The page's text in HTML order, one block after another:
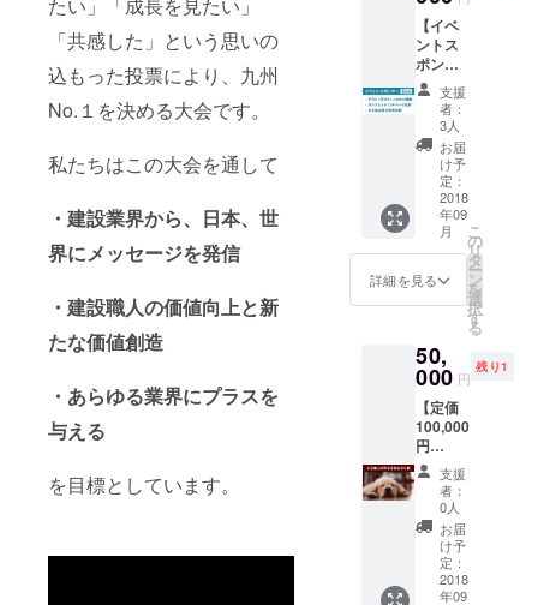
「共感した」という思いの
込もった投票により、九州
No.１を決める大会です。
私たちはこの大会を通して
・建設業界から、日本、世
界にメッセージを発信
・建設職人の価値向上と新
たな価値創造
・あらゆる業界にプラスを
与える
を目標としています。
ように
ご注意
くださ
い。 ≪
無垢材
の製品
の特性
とお取
り扱い
上の注
意≫ 無
垢の木
は製品
になっ
ても生
きてい
気を
吸った
り吐い
たりし
て伸縮
しま
す。 そ
のた
め、ご
使用に
なる環
境や気
候に
ドアな
ど、人
が通り
抜ける
ような
場所は
避けて
くださ
い。 ・
付属品
の中に
小さな
金具が
入って
おりま
すの
さなお
子様が
飲み込
まない
ように
ご注意
くださ
い。 ≪
無垢材
の製品
の特性
とお取
り扱い
上の注
円の作
業料を
特別に1
台
22,000
円で提
供しま
す。 ※
福岡市
内限定
のた
め、他
地域か
申し込
みの場
かねま
す。 返
金もい
たしか
ねます
ので、
ご注意
くださ
い！！
人の心
の拠り
どころ
とし
て、い
ま神棚
に関心
を寄せ
る人が
増えて
いま
す。そ
の神棚
を和室
ンテリ
ア感覚
で気軽
におま
つりい
ただけ
るのが
「HOC
ORA」
です。
【サイ
ズ】本
表記）
※約
80,000
枚を福
岡市内
の全小
学校に
配布予
定 ポス
ターへ
の社名
掲載
（ゴ
シック
表記）
会パン
フレッ
協賛一
覧への
社名掲
載 ※約
600部を
ホール
来場者
へ配布
予定
ホーム
【イベ
ントス
ポン
サー：
５万円
協賛】
スポン
サー
ボード
への掲
載 スポ
ンサー
ロール
への掲
載 チラ
載（指
定ロ
ゴ：
小） ※
約
80,000
枚を福
岡市内
の全小
学校に
配布予
定 ポス
ターへ
支援
者：
3人
お届
け予
定：
2018
年09
月
詳細を見る
こ
の
リ
タ
ー
ン
を
選
択
す
る
50,
000 円
残り1
【定価
100,000
円
→50,00
0円】
クラウ
ドファ
ンディ
ング限
定！大
工職人
支援
者：
0人
お届
け予
定：
2018
年09